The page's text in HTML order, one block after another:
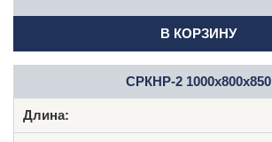
В КОРЗИНУ
СРКНР-2 1000х800х850